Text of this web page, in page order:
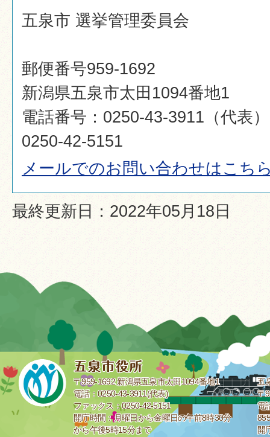
五泉市 選挙管理委員会
郵便番号959-1692
新潟県五泉市太田1094番地1
電話番号：0250-43-3911（代表
0250-42-5151
メールでのお問い合わせはこち
最終更新日：2022年05月18日
〒959-1692 新潟県五泉市太田1094番地1
電話：0250-43-3911(代表)
ファックス：0250-42-5151
開庁時間：月曜日から金曜日の午前8時30分
から午後5時15分まで
五
〒
電
開